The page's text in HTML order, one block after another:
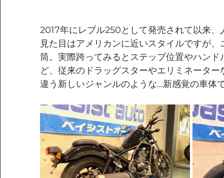
2017年にレブル250として発売されて以来、
見た目はアメリカンに近いスタイルですが、
筒。 実際跨ってみるとステップ位置やハン
ど、従来のドラッグスターやエリミネータ
違う新しいジャンルのような…新感覚の車体